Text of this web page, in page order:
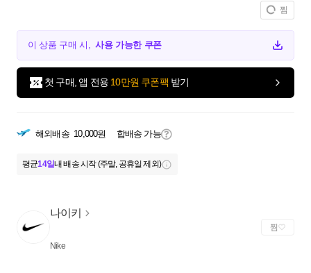
찜
이 상품 구매 시,사용 가능한 쿠폰
첫 구매, 앱 전용 10만원 쿠폰팩 받기
해외배송 10,000원 합배송 가능
평균14일내 배송 시작 (주말, 공휴일 제외)
나이키
Nike
찜